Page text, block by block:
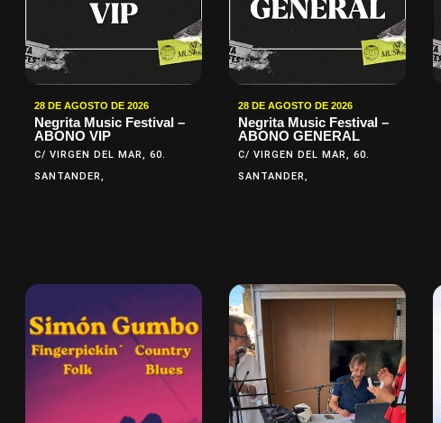
28 DE AGOSTO DE 2026
Negrita Music Festival –
ABONO VIP
C/ VIRGEN DEL MAR, 60.
SANTANDER,
28 DE AGOSTO DE 2026
Negrita Music Festival –
ABONO GENERAL
C/ VIRGEN DEL MAR, 60.
SANTANDER,